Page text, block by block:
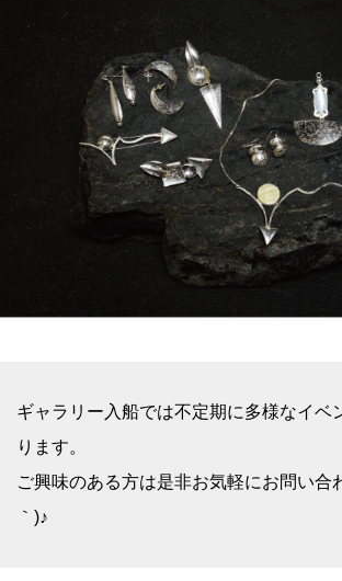
ギャラリー入船では不定期に多様なイベ
ります。
ご興味のある方は是非お気軽にお問い合
｀)♪